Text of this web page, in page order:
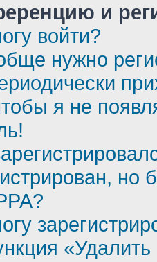
и
войти?
нужно
я не
но